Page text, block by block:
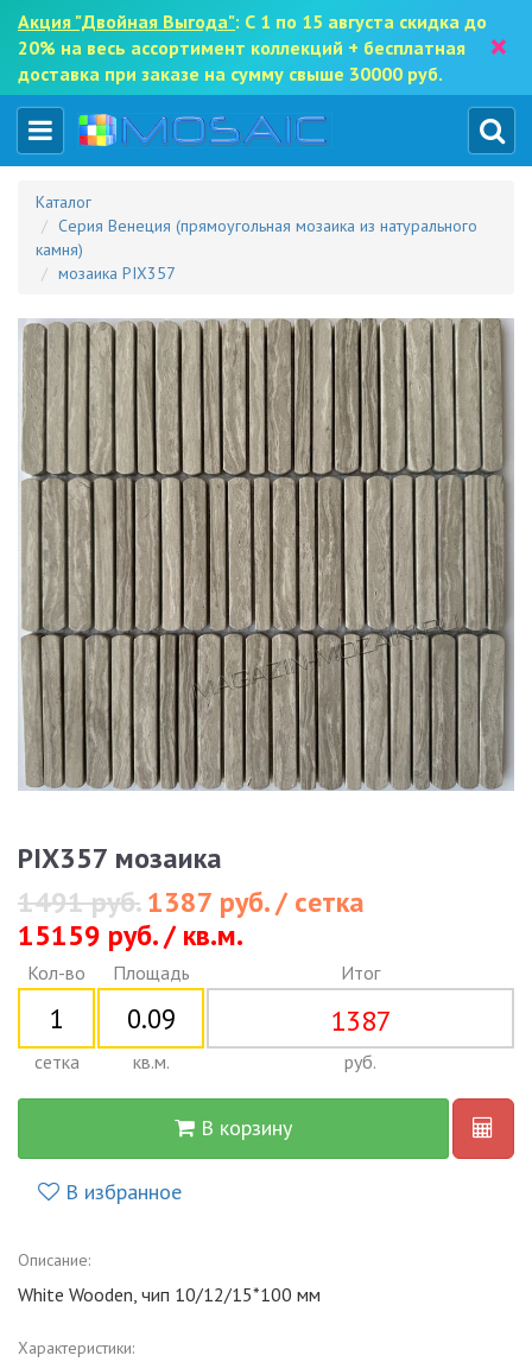
Акция "Двойная Выгода": С 1 по 15 августа скидка до
20% на весь ассортимент коллекций + бесплатная
доставка при заказе на сумму свыше 30000 руб.
×
Каталог
Серия Венеция (прямоугольная мозаика из натурального
камня)
мозаика PIX357
PIX357 мозаика
1491 руб.1387 руб. / сетка
15159 руб. / кв.м.
Кол-во
сетка
Площадь
кв.м.
Итог
1387
руб.
В корзину
В избранное
Описание:
White Wooden, чип 10/12/15*100 мм
Характеристики: